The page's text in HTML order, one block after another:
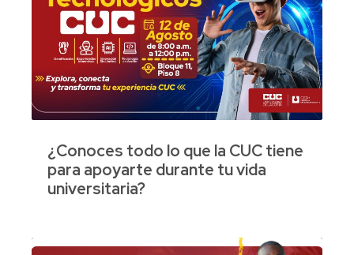
¿Conoces todo lo que la CUC tiene
para apoyarte durante tu vida
universitaria?